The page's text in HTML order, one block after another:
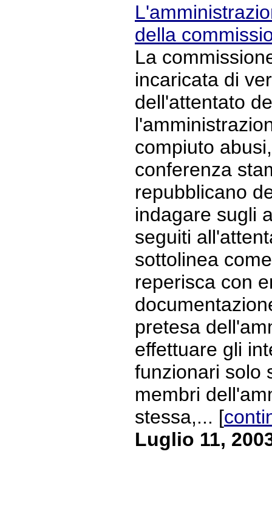
della
La
incaricata di
dell'attentato
compiuto
conferenza
repubblicano
indagare sugli
seguiti
sottolinea
reperisca con
pretesa
effettuare gli
funzionari solo
membri
stessa,... [
Luglio 11,